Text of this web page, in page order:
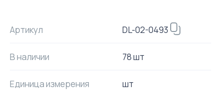
Артикул DL-02-0493
В наличии 78 шт
Единица измерения шт